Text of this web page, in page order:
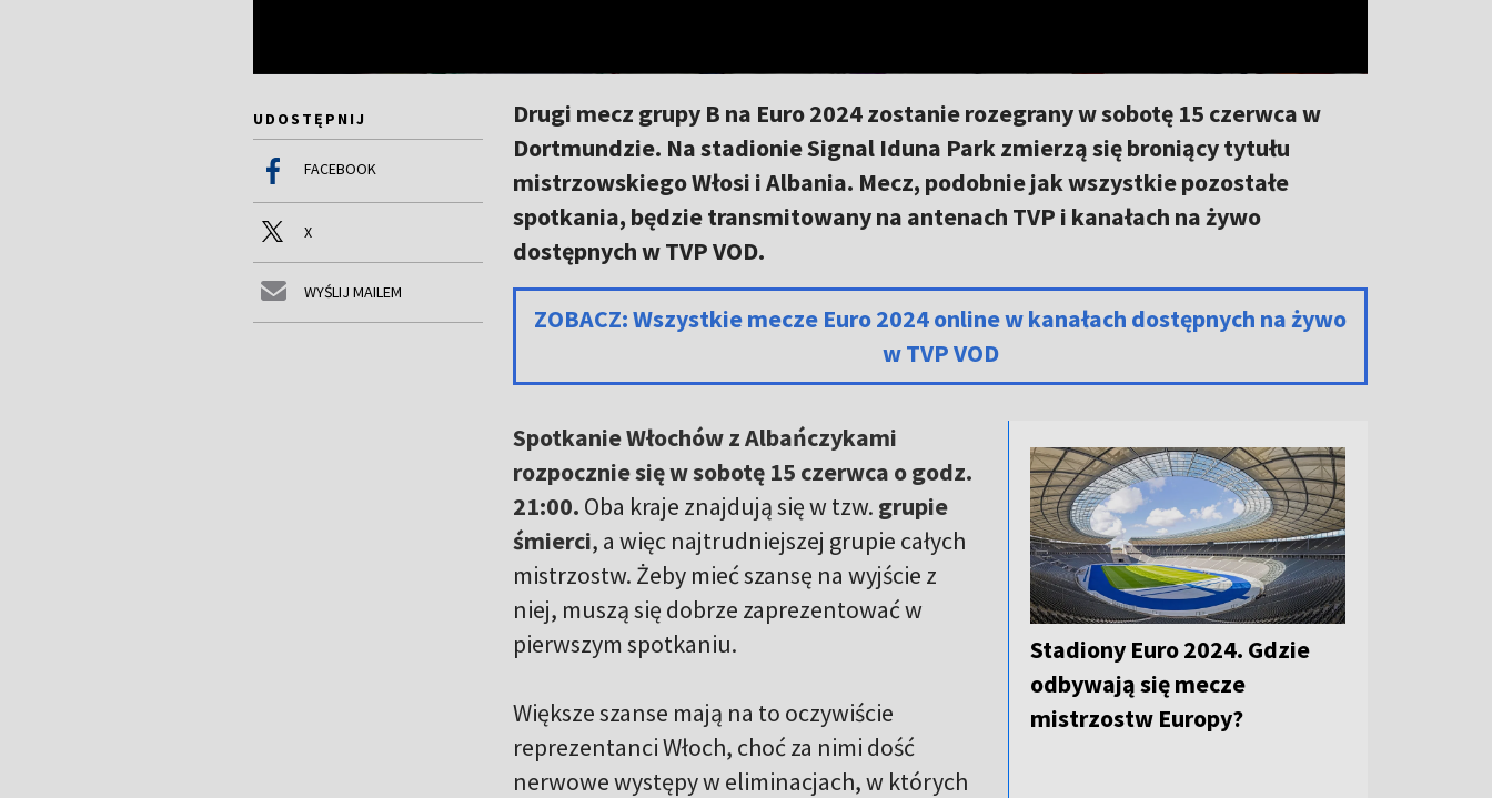
UDOSTĘPNIJ
FACEBOOK
X
WYŚLIJ MAILEM
Drugi mecz grupy B na Euro 2024 zostanie rozegrany w sobotę 15 czerwca w
Dortmundzie. Na stadionie Signal Iduna Park zmierzą się broniący tytułu
mistrzowskiego Włosi i Albania. Mecz, podobnie jak wszystkie pozostałe
spotkania, będzie transmitowany na antenach TVP i kanałach na żywo
dostępnych w TVP VOD.
ZOBACZ: Wszystkie mecze Euro 2024 online w kanałach dostępnych na żywo
w TVP VOD
Stadiony Euro 2024. Gdzie
odbywają się mecze
mistrzostw Europy?
Spotkanie Włochów z Albańczykami
rozpocznie się w sobotę 15 czerwca o godz.
21:00. Oba kraje znajdują się w tzw. grupie
śmierci, a więc najtrudniejszej grupie całych
mistrzostw. Żeby mieć szansę na wyjście z
niej, muszą się dobrze zaprezentować w
pierwszym spotkaniu.
Większe szanse mają na to oczywiście
reprezentanci Włoch, choć za nimi dość
nerwowe występy w eliminacjach, w których